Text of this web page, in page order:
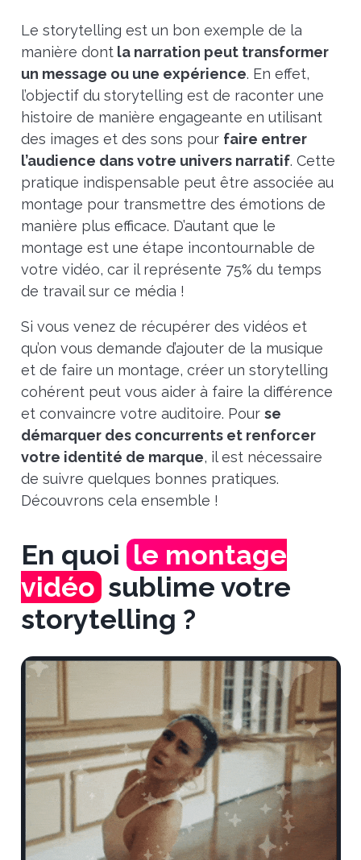
Le storytelling est un bon exemple de la
manière dontla narration peut transformer
un message ou une expérience. En effet,
l’objectif du storytelling est de raconter une
histoire de manière engageante en utilisant
des images et des sons pour faire entrer
l’audience dans votre univers narratif. Cette
pratique indispensable peut être associée au
montage pour transmettre des émotions de
manière plus efficace. D’autant que le
montage est une étape incontournable de
votre vidéo, car il représente 75% du temps
de travail sur ce média !
Si vous venez de récupérer des vidéos et
qu’on vous demande d’ajouter de la musique
et de faire un montage, créer un storytelling
cohérent peut vous aider à faire la différence
et convaincre votre auditoire. Pour se
démarquer des concurrents et renforcer
votre identité de marque, il est nécessaire
de suivre quelques bonnes pratiques.
Découvrons cela ensemble !
En quoi le montage
vidéosublime votre
storytelling ?